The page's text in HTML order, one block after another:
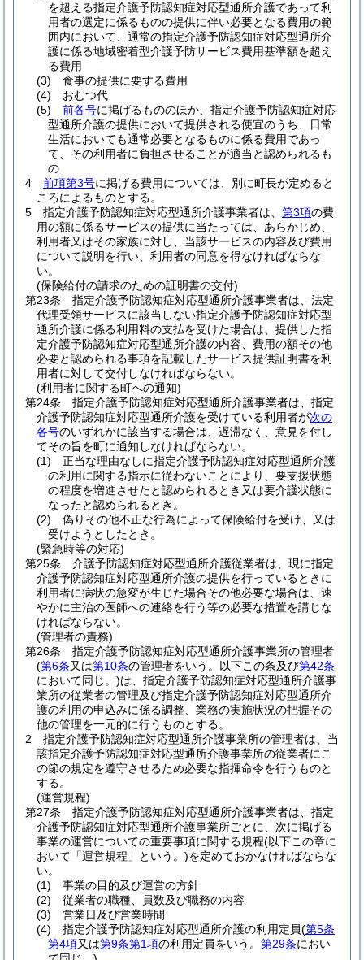
を超える指定介護予防認知症対応型通所介護であって利
用者の選定に係るものの提供に伴い必要となる費用の範
囲内において、通常の指定介護予防認知症対応型通所介
護に係る地域密着型介護予防サービス費用基準額を超え
る費用
(3)
食事の提供に要する費用
(4)
おむつ代
(5)
前各号に掲げるもののほか、指定介護予防認知症対応
型通所介護の提供において提供される便宜のうち、日常
生活においても通常必要となるものに係る費用であっ
て、その利用者に負担させることが適当と認められるも
の
4
前項第3号に掲げる費用については、別に町長が定めると
ころによるものとする。
5
指定介護予防認知症対応型通所介護事業者は、 第3項の費
用の額に係るサービスの提供に当たっては、あらかじめ、
利用者又はその家族に対し、当該サービスの内容及び費用
について説明を行い、利用者の同意を得なければならな
い。
(保険給付の請求のための証明書の交付)
第23条
指定介護予防認知症対応型通所介護事業者は、法定
代理受領サービスに該当しない指定介護予防認知症対応型
通所介護に係る利用料の支払を受けた場合は、提供した指
定介護予防認知症対応型通所介護の内容、費用の額その他
必要と認められる事項を記載したサービス提供証明書を利
用者に対して交付しなければならない。
(利用者に関する町への通知)
第24条
指定介護予防認知症対応型通所介護事業者は、指定
介護予防認知症対応型通所介護を受けている利用者が次の
各号のいずれかに該当する場合は、遅滞なく、意見を付し
てその旨を町に通知しなければならない。
(1)
正当な理由なしに指定介護予防認知症対応型通所介護
の利用に関する指示に従わないことにより、要支援状態
の程度を増進させたと認められるとき又は要介護状態に
なったと認められるとき。
(2)
偽りその他不正な行為によって保険給付を受け、又は
受けようとしたとき。
(緊急時等の対応)
第25条
介護予防認知症対応型通所介護従業者は、現に指定
介護予防認知症対応型通所介護の提供を行っているときに
利用者に病状の急変が生じた場合その他必要な場合は、速
やかに主治の医師への連絡を行う等の必要な措置を講じな
ければならない。
(管理者の責務)
第26条
指定介護予防認知症対応型通所介護事業所の管理者
(第6条又は第10条の管理者をいう。以下この条及び第42条
において同じ。)は、指定介護予防認知症対応型通所介護事
業所の従業者の管理及び指定介護予防認知症対応型通所介
護の利用の申込みに係る調整、業務の実施状況の把握その
他の管理を一元的に行うものとする。
2
指定介護予防認知症対応型通所介護事業所の管理者は、当
該指定介護予防認知症対応型通所介護事業所の従業者にこ
の節の規定を遵守させるため必要な指揮命令を行うものと
する。
(運営規程)
第27条
指定介護予防認知症対応型通所介護事業者は、指定
介護予防認知症対応型通所介護事業所ごとに、次に掲げる
事業の運営についての重要事項に関する規程(以下この章に
おいて「運営規程」という。)を定めておかなければならな
い。
(1)
事業の目的及び運営の方針
(2)
従業者の職種、員数及び職務の内容
(3)
営業日及び営業時間
(4)
指定介護予防認知症対応型通所介護の利用定員(第5条
第4項又は第9条第1項の利用定員をいう。 第29条におい